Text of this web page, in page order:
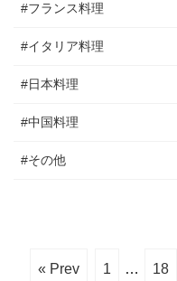
#フランス料理
#イタリア料理
#日本料理
#中国料理
#その他
« Prev 1 … 18